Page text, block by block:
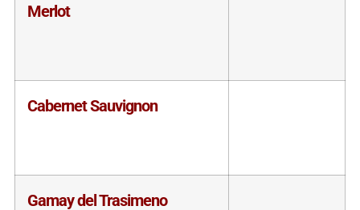
Merlot
Cabernet Sauvignon
Gamay del Trasimeno